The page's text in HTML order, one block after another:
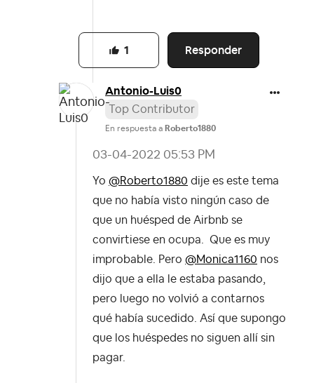
Responder
1
Antonio-Luis0
Top Contributor
En respuesta a Roberto1880
‎03-04-2022 05:53 PM
Yo @Roberto1880 dije es este tema
que no había visto ningún caso de
que un huésped de Airbnb se
convirtiese en ocupa. Que es muy
improbable. Pero @Monica1160 nos
dijo que a ella le estaba pasando,
pero luego no volvió a contarnos
qué había sucedido. Así que supongo
que los huéspedes no siguen allí sin
pagar.